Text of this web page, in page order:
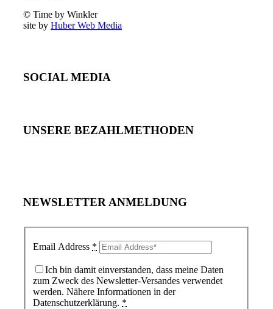
© Time by Winkler
site by Huber Web Media
SOCIAL MEDIA
UNSERE BEZAHLMETHODEN
NEWSLETTER ANMELDUNG
Email Address *
Ich bin damit einverstanden, dass meine Daten
zum Zweck des Newsletter-Versandes verwendet
werden. Nähere Informationen in der
Datenschutzerklärung. *